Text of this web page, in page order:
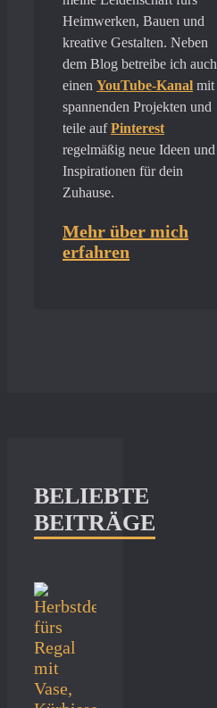
Heimwerken, Bauen und
kreative Gestalten. Neben
dem Blog betreibe ich auch
einen YouTube-Kanal mit
spannenden Projekten und
teile aufPinterest
regelmäßig neue Ideen und
Inspirationen für dein
Zuhause.
Mehr über mich
erfahren
BELIEBTE
BEITRÄGE